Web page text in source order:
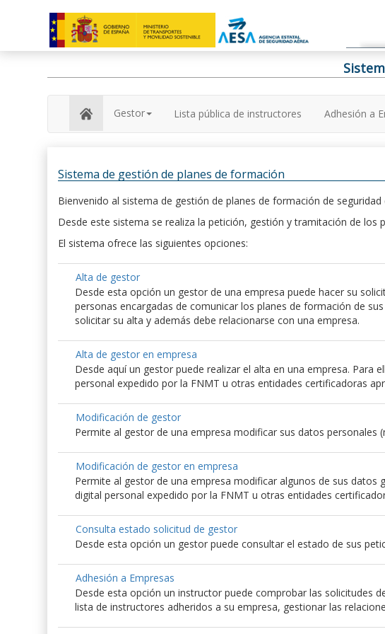
Gestor Lista pública de instructores Adhesión a
Sistema de gestión de planes de formación
Bienvenido al sistema de gestión de planes de formación de seguridad
Desde este sistema se realiza la petición, gestión y tramitación de los
El sistema ofrece las siguientes opciones:
Alta de gestor
Desde esta opción un gestor de una empresa puede hacer su
personas encargadas de comunicar los planes de formación de
solicitar su alta y además debe relacionarse con una empresa.
Alta de gestor en empresa
Desde aquí un gestor puede realizar el alta en una empresa.
personal expedido por la FNMT u otras entidades certificadoras
Modificación de gestor
Permite al gestor de una empresa modificar sus datos personales
Modificación de gestor en empresa
Permite al gestor de una empresa modificar algunos de sus
digital personal expedido por la FNMT u otras entidades
Consulta estado solicitud de gestor
Desde esta opción un gestor puede consultar el estado de sus
Adhesión a Empresas
Desde esta opción un instructor puede comprobar las solicitudes
lista de instructores adheridos a su empresa, gestionar las